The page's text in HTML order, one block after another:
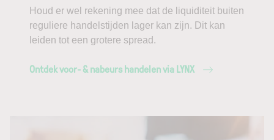
Houd er wel rekening mee dat de liquiditeit buiten
reguliere handelstijden lager kan zijn. Dit kan
leiden tot een grotere spread.
Ontdek voor- & nabeurs handelen via LYNX